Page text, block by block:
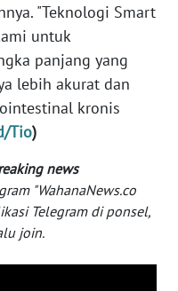
"Teknologi Smart
untuk
panjang yang
lebih akurat dan
kronis
Tio)
news
"WahanaNews.co
Telegram di ponsel,
join.